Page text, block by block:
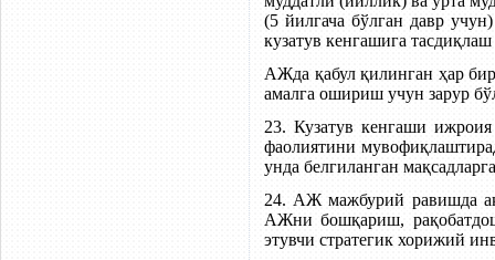
(5 йилгача бўлган давр
кузатув кенгашига
АЖда қабул қилинган ҳар
амалга ошириш учун зарур
23. Кузатув кенгаши
фаолиятини
унда белгиланган
24. АЖ мажбурий равишда
АЖни бошқариш,
этувчи стратегик хорижий